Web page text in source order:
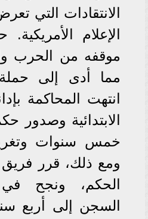
الانتقادات التي
الإعلام
موقفه من الحرب
مما أدى إلى
انتهت المحاكمة
الابتدائية وصدور
خمس سنوات
ومع ذلك، قرر فريق
الحكم، ونجح
السجن إلى أربع